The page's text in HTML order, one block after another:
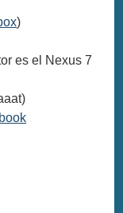
)
es el Nexus 7